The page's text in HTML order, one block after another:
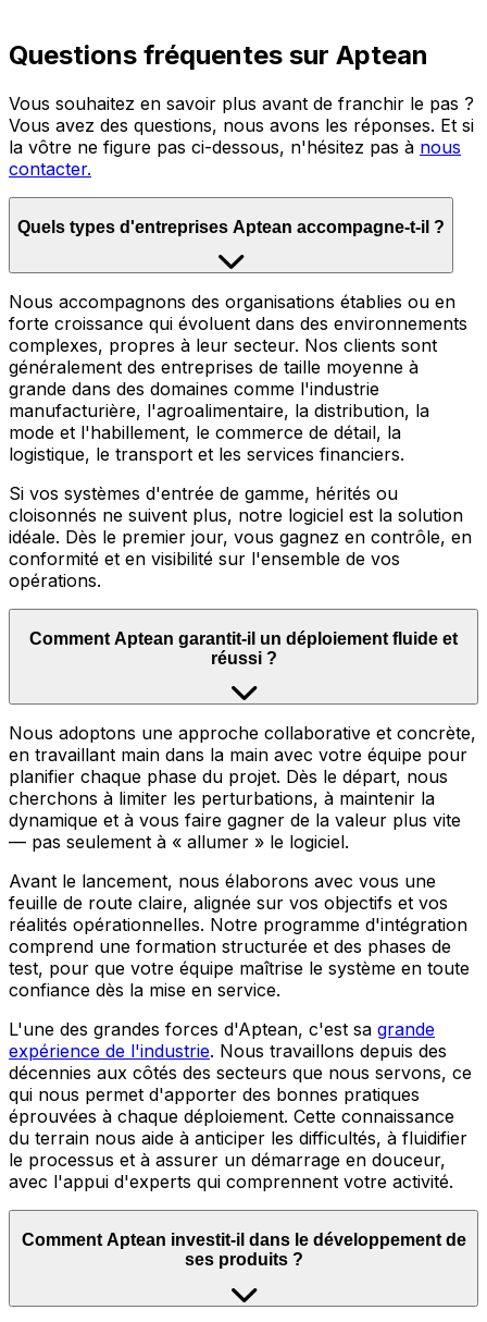
Questions fréquentes sur Aptean
Vous souhaitez en savoir plus avant de franchir le pas ?
Vous avez des questions, nous avons les réponses. Et si
la vôtre ne figure pas ci-dessous, n'hésitez pas à nous
contacter.
Quels types d'entreprises Aptean accompagne-t-il ?
Nous accompagnons des organisations établies ou en
forte croissance qui évoluent dans des environnements
complexes, propres à leur secteur. Nos clients sont
généralement des entreprises de taille moyenne à
grande dans des domaines comme l'industrie
manufacturière, l'agroalimentaire, la distribution, la
mode et l'habillement, le commerce de détail, la
logistique, le transport et les services financiers.
Si vos systèmes d'entrée de gamme, hérités ou
cloisonnés ne suivent plus, notre logiciel est la solution
idéale. Dès le premier jour, vous gagnez en contrôle, en
conformité et en visibilité sur l'ensemble de vos
opérations.
Comment Aptean garantit-il un déploiement fluide et
réussi ?
Nous adoptons une approche collaborative et concrète,
en travaillant main dans la main avec votre équipe pour
planifier chaque phase du projet. Dès le départ, nous
cherchons à limiter les perturbations, à maintenir la
dynamique et à vous faire gagner de la valeur plus vite
— pas seulement à « allumer » le logiciel.
Avant le lancement, nous élaborons avec vous une
feuille de route claire, alignée sur vos objectifs et vos
réalités opérationnelles. Notre programme d'intégration
comprend une formation structurée et des phases de
test, pour que votre équipe maîtrise le système en toute
confiance dès la mise en service.
L'une des grandes forces d'Aptean, c'est sa grande
expérience de l'industrie. Nous travaillons depuis des
décennies aux côtés des secteurs que nous servons, ce
qui nous permet d'apporter des bonnes pratiques
éprouvées à chaque déploiement. Cette connaissance
du terrain nous aide à anticiper les difficultés, à fluidifier
le processus et à assurer un démarrage en douceur,
avec l'appui d'experts qui comprennent votre activité.
Comment Aptean investit-il dans le développement de
ses produits ?